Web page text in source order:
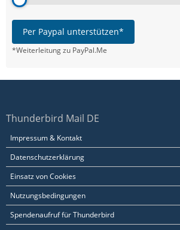
Per Paypal unterstützen*
*Weiterleitung zu PayPal.Me
Thunderbird Mail DE
Impressum & Kontakt
Datenschutzerklärung
Einsatz von Cookies
Nutzungsbedingungen
Spendenaufruf für Thunderbird